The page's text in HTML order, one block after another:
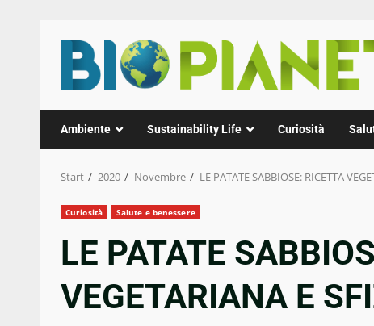
Inhalt
springen
Ambiente Sustainability Life Curiosità
Start 2020 Novembre LE PATATE SABBIOSE: RICETTA
Curiosità Salute e benessere
LE PATATE
VEGETARIANA E